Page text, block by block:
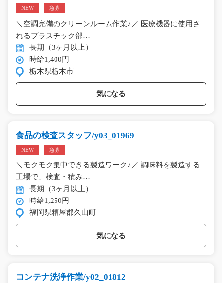
NEW 急募
＼空調完備のクリーンルーム作業♪／ 医療機器に使用さ
れるプラスチック部…
長期（3ヶ月以上）
時給1,400円
栃木県栃木市
気になる
食品の検査スタッフ/y03_01969
NEW 急募
＼モクモク集中できる製造ワーク♪／ 調味料を製造する
工場で、検査・積み…
長期（3ヶ月以上）
時給1,250円
福岡県糟屋郡久山町
気になる
コンテナ洗浄作業/y02_01812